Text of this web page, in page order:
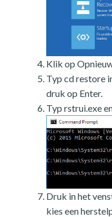
Klik op
Typ cd restore
druk op Enter.
Typ rstrui.exe
Druk in het
kies een